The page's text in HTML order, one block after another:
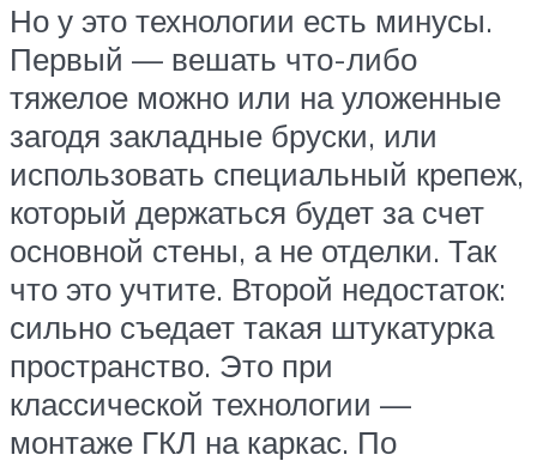
Но у это технологии есть минусы.
Первый — вешать что-либо
тяжелое можно или на уложенные
загодя закладные бруски, или
использовать специальный крепеж,
который держаться будет за счет
основной стены, а не отделки. Так
что это учтите. Второй недостаток:
сильно съедает такая штукатурка
пространство. Это при
классической технологии —
монтаже ГКЛ на каркас. По